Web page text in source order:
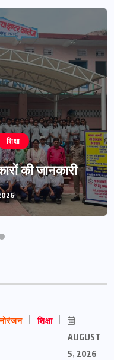
शिक्षा
की जानकारी
शिक्षा
AUGUST
5, 2026